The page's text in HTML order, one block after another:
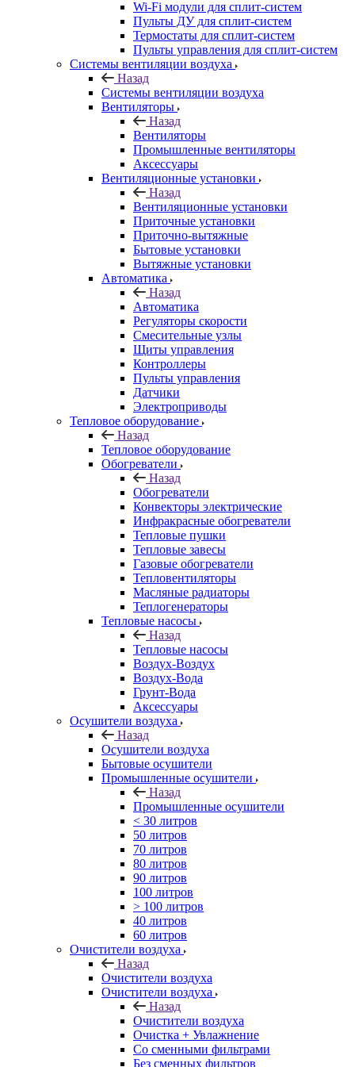
Wi-Fi модули для сплит-систем
Пульты ДУ для сплит-систем
Термостаты для сплит-систем
Пульты управления для сплит-систем
Системы вентиляции воздуха
Назад
Системы вентиляции воздуха
Вентиляторы
Назад
Вентиляторы
Промышленные вентиляторы
Аксессуары
Вентиляционные установки
Назад
Вентиляционные установки
Приточные установки
Приточно-вытяжные
Бытовые установки
Вытяжные установки
Автоматика
Назад
Автоматика
Регуляторы скорости
Смесительные узлы
Щиты управления
Контроллеры
Пульты управления
Датчики
Электроприводы
Тепловое оборудование
Назад
Тепловое оборудование
Обогреватели
Назад
Обогреватели
Конвекторы электрические
Инфракрасные обогреватели
Тепловые пушки
Тепловые завесы
Газовые обогреватели
Тепловентиляторы
Масляные радиаторы
Теплогенераторы
Тепловые насосы
Назад
Тепловые насосы
Воздух-Воздух
Воздух-Вода
Грунт-Вода
Аксессуары
Осушители воздуха
Назад
Осушители воздуха
Бытовые осушители
Промышленные осушители
Назад
Промышленные осушители
< 30 литров
50 литров
70 литров
80 литров
90 литров
100 литров
> 100 литров
40 литров
60 литров
Очистители воздуха
Назад
Очистители воздуха
Очистители воздуха
Назад
Очистители воздуха
Очистка + Увлажнение
Cо сменными фильтрами
Без сменных фильтров